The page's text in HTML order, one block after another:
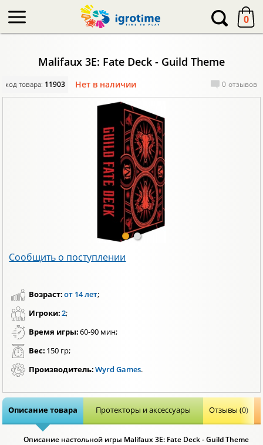
0
Malifaux 3E: Fate Deck - Guild Theme
код товара: 11903 Нет в наличии 0 отзывов
Сообщить о поступлении
Возраст:от 14 лет;
Игроки:2;
Время игры:60-90 мин;
Вес: 150 гр;
Производитель:Wyrd Games.
Описание товара Протекторы и аксессуары Отзывы (0)
Описание настольной игры Malifaux 3E: Fate Deck - Guild Theme